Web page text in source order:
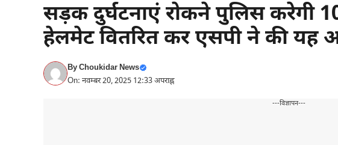
सड़क दुर्घटनाएं रोकने पुलिस करेगी
हेलमेट वितरित कर एसपी ने की यह
ByChoukidar News
On: नवम्बर 20, 2025 12:33 अपराह्न
---विज्ञापन---